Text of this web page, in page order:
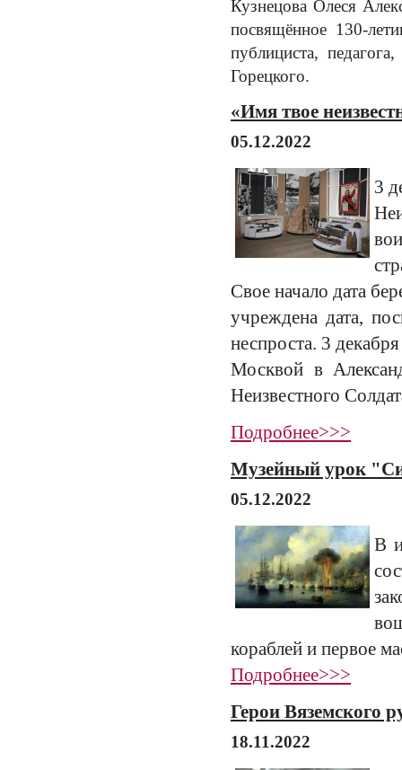
Кузнецова Олеся
посвящённое 130-
публициста,
Горецкого.
«Имя твое
05.12.2022
3
Свое начало дата
учреждена дата,
неспроста. 3
Москвой в
Неизвестного
Подробнее>>>
Музейный урок
05.12.2022
В
кораблей и первое
Подробнее>>>
Герои Вяземского
18.11.2022